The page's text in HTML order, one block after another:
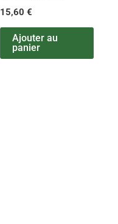
15,60€
Ajouter au
panier